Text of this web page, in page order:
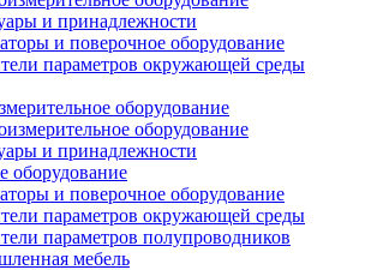
и принадлежности
и поверочное оборудование
параметров окружающей среды
оборудование
оборудование
и принадлежности
оборудование
и поверочное оборудование
параметров окружающей среды
параметров полупроводников
мебель